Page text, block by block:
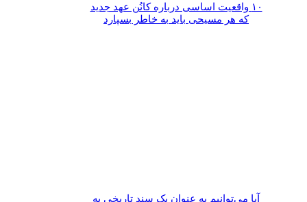
۱۰ واقعیت اساسی درباره کانُن عهد جدید
که هر مسیحی باید به خاطر بسپارد
آیا می‌­توانیم به عنوان یک سند تاریخی به